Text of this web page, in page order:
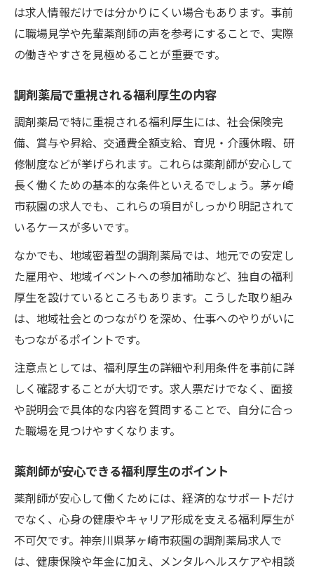
は求人情報だけでは分かりにくい場合もあります。事前
に職場見学や先輩薬剤師の声を参考にすることで、実際
の働きやすさを見極めることが重要です。
調剤薬局で重視される福利厚生の内容
調剤薬局で特に重視される福利厚生には、社会保険完
備、賞与や昇給、交通費全額支給、育児・介護休暇、研
修制度などが挙げられます。これらは薬剤師が安心して
長く働くための基本的な条件といえるでしょう。茅ヶ崎
市萩園の求人でも、これらの項目がしっかり明記されて
いるケースが多いです。
なかでも、地域密着型の調剤薬局では、地元での安定し
た雇用や、地域イベントへの参加補助など、独自の福利
厚生を設けているところもあります。こうした取り組み
は、地域社会とのつながりを深め、仕事へのやりがいに
もつながるポイントです。
注意点としては、福利厚生の詳細や利用条件を事前に詳
しく確認することが大切です。求人票だけでなく、面接
や説明会で具体的な内容を質問することで、自分に合っ
た職場を見つけやすくなります。
薬剤師が安心できる福利厚生のポイント
薬剤師が安心して働くためには、経済的なサポートだけ
でなく、心身の健康やキャリア形成を支える福利厚生が
不可欠です。神奈川県茅ヶ崎市萩園の調剤薬局求人で
は、健康保険や年金に加え、メンタルヘルスケアや相談